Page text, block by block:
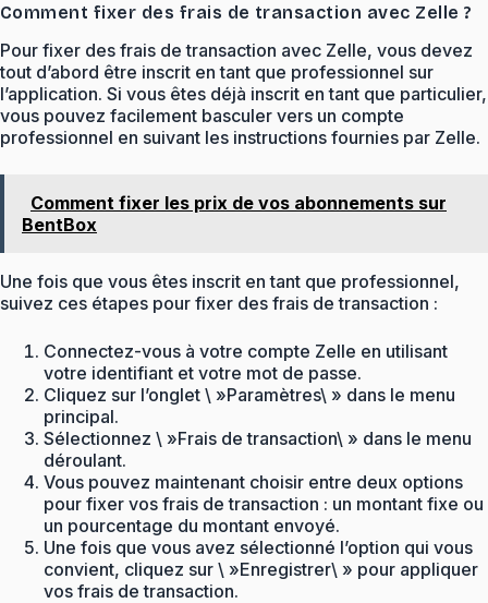
Comment fixer des frais de transaction avec Zelle ?
Pour fixer des frais de transaction avec Zelle, vous devez
tout d’abord être inscrit en tant que professionnel sur
l’application. Si vous êtes déjà inscrit en tant que particulier,
vous pouvez facilement basculer vers un compte
professionnel en suivant les instructions fournies par Zelle.
Comment fixer les prix de vos abonnements sur
BentBox
Une fois que vous êtes inscrit en tant que professionnel,
suivez ces étapes pour fixer des frais de transaction :
Connectez-vous à votre compte Zelle en utilisant
votre identifiant et votre mot de passe.
Cliquez sur l’onglet \ »Paramètres\ » dans le menu
principal.
Sélectionnez \ »Frais de transaction\ » dans le menu
déroulant.
Vous pouvez maintenant choisir entre deux options
pour fixer vos frais de transaction : un montant fixe ou
un pourcentage du montant envoyé.
Une fois que vous avez sélectionné l’option qui vous
convient, cliquez sur \ »Enregistrer\ » pour appliquer
vos frais de transaction.